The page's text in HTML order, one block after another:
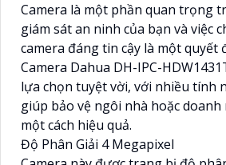
Camera là một phần quan trọng
giám sát an ninh của bạn và việc
camera đáng tin cậy là một quyết
Camera Dahua DH-IPC-
lựa chọn tuyệt vời, với nhiều tính
giúp bảo vệ ngôi nhà hoặc doanh
một cách hiệu quả.
Độ Phân Giải 4 Megapixel